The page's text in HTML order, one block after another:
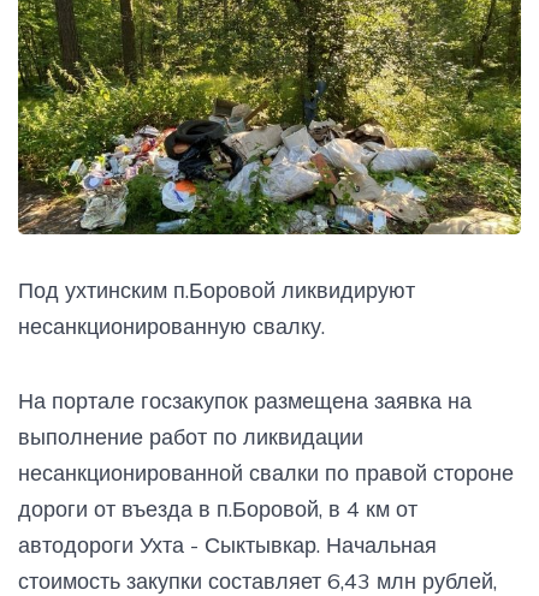
Под ухтинским п.Боровой ликвидируют
несанкционированную свалку.
На портале госзакупок размещена заявка на
выполнение работ по ликвидации
несанкционированной свалки по правой стороне
дороги от въезда в п.Боровой, в 4 км от
автодороги Ухта - Сыктывкар. Начальная
стоимость закупки составляет 6,43 млн рублей,